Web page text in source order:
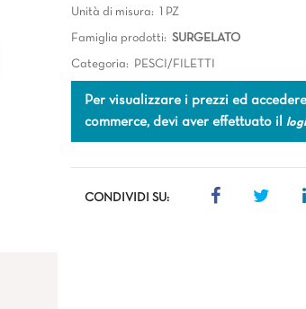
Unità di misura: 1 PZ
Famiglia prodotti: SURGELATO
Categoria: PESCI/FILETTI
Per visualizzare i prezzi ed
commerce, devi aver effettuato il
CONDIVIDI SU: